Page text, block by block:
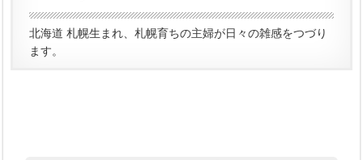
北海道 札幌生まれ、札幌育ちの主婦が日々の雑感をつづり
ます。